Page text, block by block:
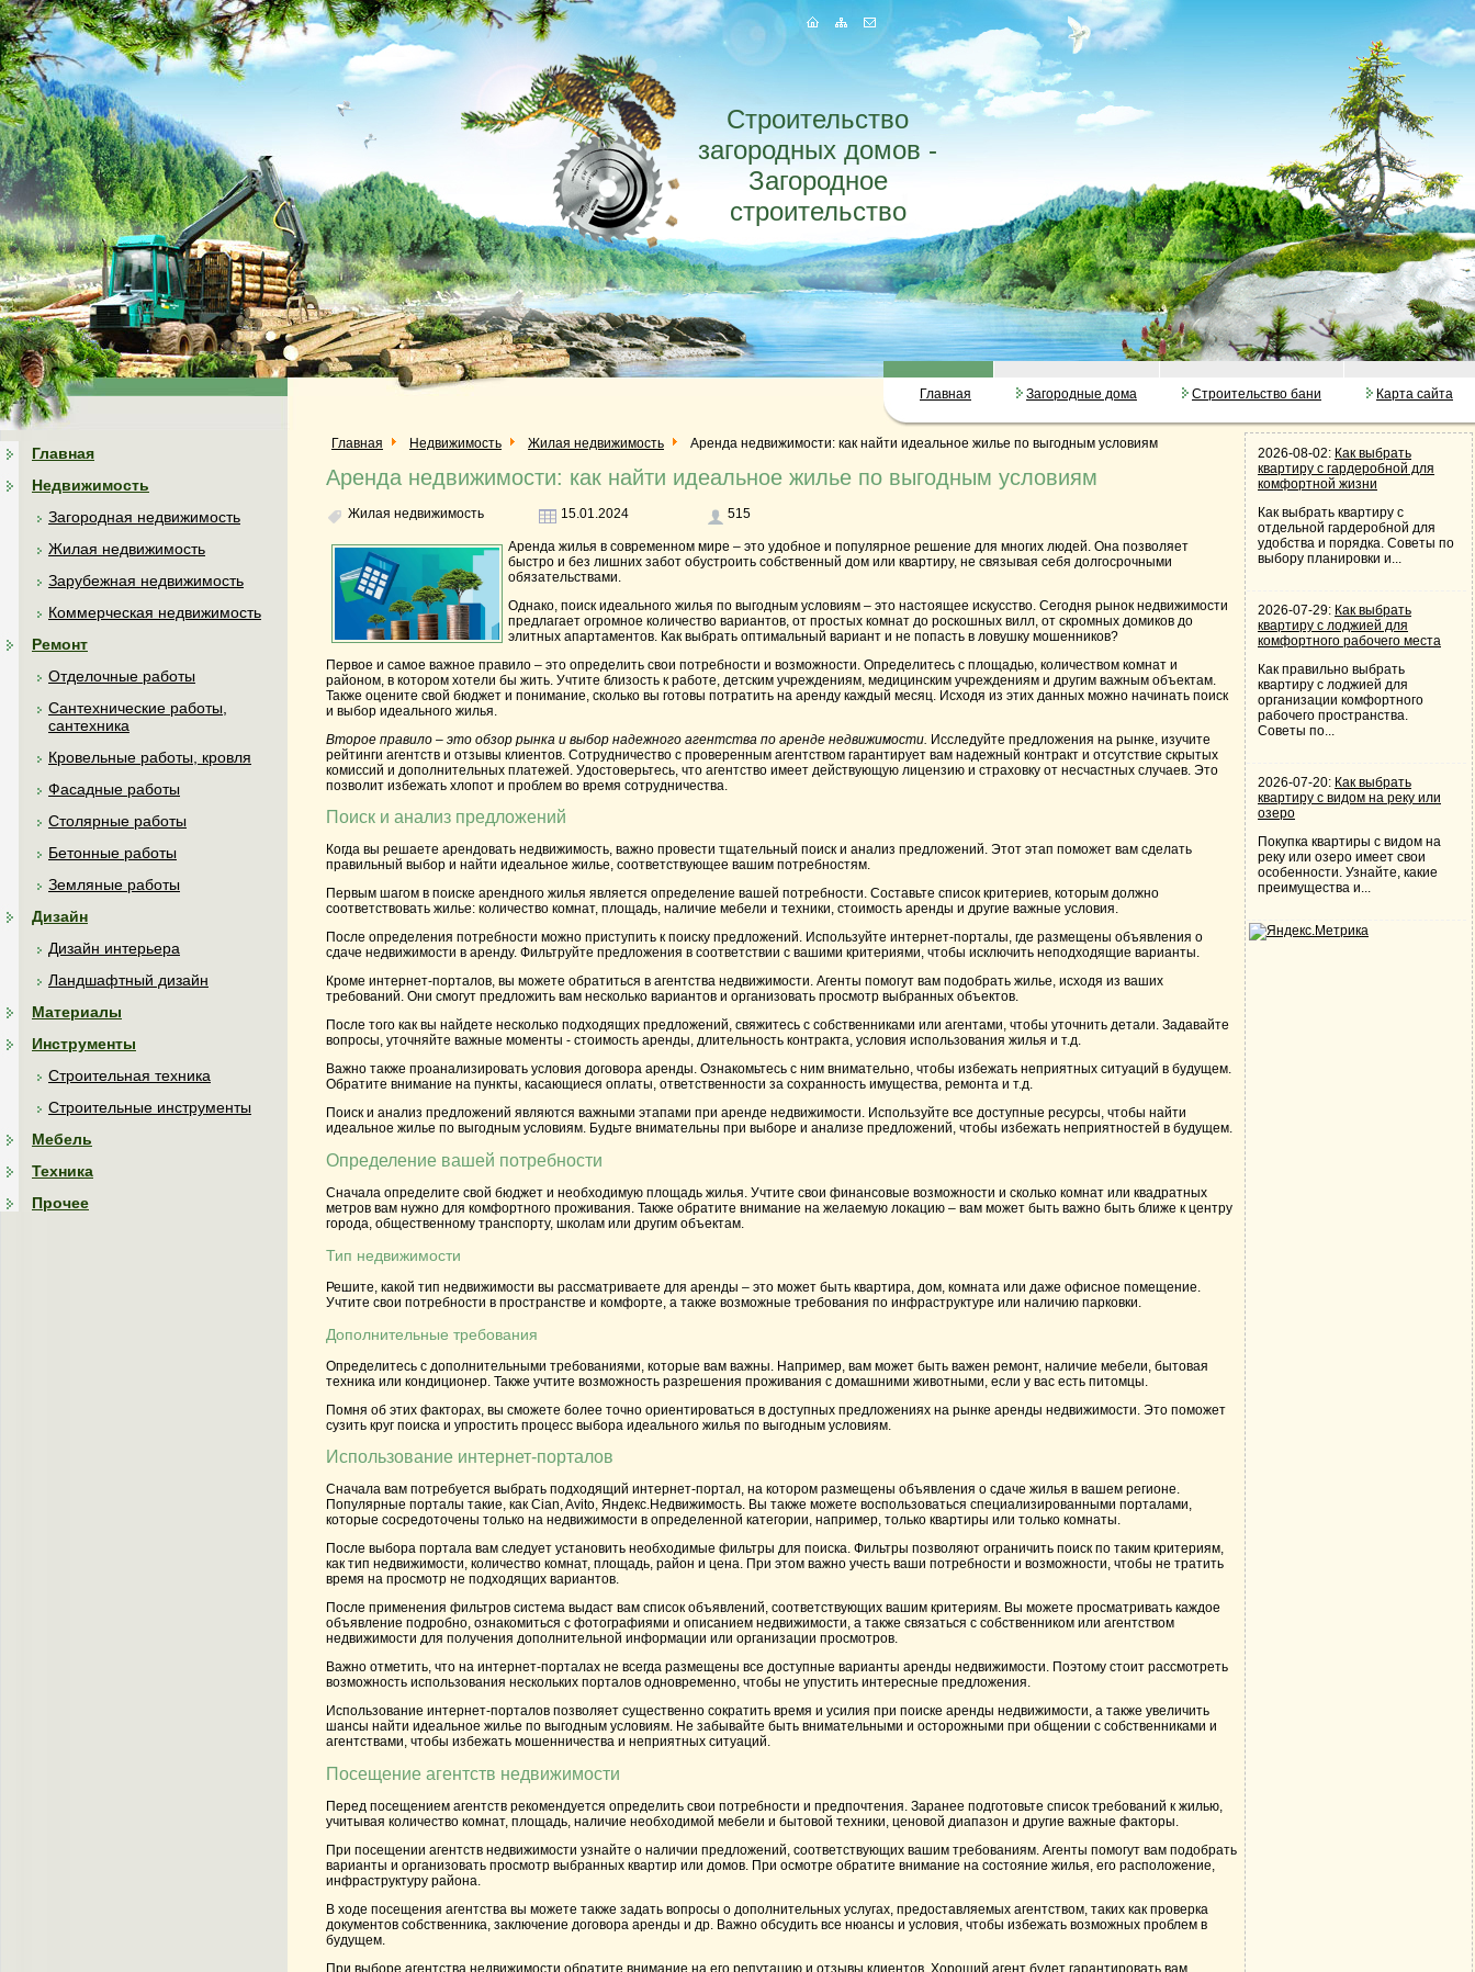
Строительство
загородных домов -
Загородное
строительство
Главная Загородные дома Строительство бани Карта сайта
Главная
Недвижимость
Загородная недвижимость
Жилая недвижимость
Зарубежная недвижимость
Коммерческая недвижимость
Ремонт
Отделочные работы
Сантехнические работы,
сантехника
Кровельные работы, кровля
Фасадные работы
Столярные работы
Бетонные работы
Земляные работы
Дизайн
Дизайн интерьера
Ландшафтный дизайн
Материалы
Инструменты
Строительная техника
Строительные инструменты
Мебель
Техника
Прочее
Главная Недвижимость Жилая недвижимость Аренда недвижимости: как найти идеальное жилье по выгодным условиям
Аренда недвижимости: как найти идеальное жилье по выгодным условиям
Жилая недвижимость 15.01.2024 515
Аренда жилья в современном мире – это удобное и популярное решение для многих людей. Она позволяет
быстро и без лишних забот обустроить собственный дом или квартиру, не связывая себя долгосрочными
обязательствами.
Однако, поиск идеального жилья по выгодным условиям – это настоящее искусство. Сегодня рынок недвижимости
предлагает огромное количество вариантов, от простых комнат до роскошных вилл, от скромных домиков до
элитных апартаментов. Как выбрать оптимальный вариант и не попасть в ловушку мошенников?
Первое и самое важное правило – это определить свои потребности и возможности. Определитесь с площадью, количеством комнат и
районом, в котором хотели бы жить. Учтите близость к работе, детским учреждениям, медицинским учреждениям и другим важным объектам.
Также оцените свой бюджет и понимание, сколько вы готовы потратить на аренду каждый месяц. Исходя из этих данных можно начинать поиск
и выбор идеального жилья.
Второе правило – это обзор рынка и выбор надежного агентства по аренде недвижимости. Исследуйте предложения на рынке, изучите
рейтинги агентств и отзывы клиентов. Сотрудничество с проверенным агентством гарантирует вам надежный контракт и отсутствие скрытых
комиссий и дополнительных платежей. Удостоверьтесь, что агентство имеет действующую лицензию и страховку от несчастных случаев. Это
позволит избежать хлопот и проблем во время сотрудничества.
Поиск и анализ предложений
Когда вы решаете арендовать недвижимость, важно провести тщательный поиск и анализ предложений. Этот этап поможет вам сделать
правильный выбор и найти идеальное жилье, соответствующее вашим потребностям.
Первым шагом в поиске арендного жилья является определение вашей потребности. Составьте список критериев, которым должно
соответствовать жилье: количество комнат, площадь, наличие мебели и техники, стоимость аренды и другие важные условия.
После определения потребности можно приступить к поиску предложений. Используйте интернет-порталы, где размещены объявления о
сдаче недвижимости в аренду. Фильтруйте предложения в соответствии с вашими критериями, чтобы исключить неподходящие варианты.
Кроме интернет-порталов, вы можете обратиться в агентства недвижимости. Агенты помогут вам подобрать жилье, исходя из ваших
требований. Они смогут предложить вам несколько вариантов и организовать просмотр выбранных объектов.
После того как вы найдете несколько подходящих предложений, свяжитесь с собственниками или агентами, чтобы уточнить детали. Задавайте
вопросы, уточняйте важные моменты - стоимость аренды, длительность контракта, условия использования жилья и т.д.
Важно также проанализировать условия договора аренды. Ознакомьтесь с ним внимательно, чтобы избежать неприятных ситуаций в будущем.
Обратите внимание на пункты, касающиеся оплаты, ответственности за сохранность имущества, ремонта и т.д.
Поиск и анализ предложений являются важными этапами при аренде недвижимости. Используйте все доступные ресурсы, чтобы найти
идеальное жилье по выгодным условиям. Будьте внимательны при выборе и анализе предложений, чтобы избежать неприятностей в будущем.
Определение вашей потребности
Сначала определите свой бюджет и необходимую площадь жилья. Учтите свои финансовые возможности и сколько комнат или квадратных
метров вам нужно для комфортного проживания. Также обратите внимание на желаемую локацию – вам может быть важно быть ближе к центру
города, общественному транспорту, школам или другим объектам.
Тип недвижимости
Решите, какой тип недвижимости вы рассматриваете для аренды – это может быть квартира, дом, комната или даже офисное помещение.
Учтите свои потребности в пространстве и комфорте, а также возможные требования по инфраструктуре или наличию парковки.
Дополнительные требования
Определитесь с дополнительными требованиями, которые вам важны. Например, вам может быть важен ремонт, наличие мебели, бытовая
техника или кондиционер. Также учтите возможность разрешения проживания с домашними животными, если у вас есть питомцы.
Помня об этих факторах, вы сможете более точно ориентироваться в доступных предложениях на рынке аренды недвижимости. Это поможет
сузить круг поиска и упростить процесс выбора идеального жилья по выгодным условиям.
Использование интернет-порталов
Сначала вам потребуется выбрать подходящий интернет-портал, на котором размещены объявления о сдаче жилья в вашем регионе.
Популярные порталы такие, как Cian, Avito, Яндекс.Недвижимость. Вы также можете воспользоваться специализированными порталами,
которые сосредоточены только на недвижимости в определенной категории, например, только квартиры или только комнаты.
После выбора портала вам следует установить необходимые фильтры для поиска. Фильтры позволяют ограничить поиск по таким критериям,
как тип недвижимости, количество комнат, площадь, район и цена. При этом важно учесть ваши потребности и возможности, чтобы не тратить
время на просмотр не подходящих вариантов.
После применения фильтров система выдаст вам список объявлений, соответствующих вашим критериям. Вы можете просматривать каждое
объявление подробно, ознакомиться с фотографиями и описанием недвижимости, а также связаться с собственником или агентством
недвижимости для получения дополнительной информации или организации просмотров.
Важно отметить, что на интернет-порталах не всегда размещены все доступные варианты аренды недвижимости. Поэтому стоит рассмотреть
возможность использования нескольких порталов одновременно, чтобы не упустить интересные предложения.
Использование интернет-порталов позволяет существенно сократить время и усилия при поиске аренды недвижимости, а также увеличить
шансы найти идеальное жилье по выгодным условиям. Не забывайте быть внимательными и осторожными при общении с собственниками и
агентствами, чтобы избежать мошенничества и неприятных ситуаций.
Посещение агентств недвижимости
Перед посещением агентств рекомендуется определить свои потребности и предпочтения. Заранее подготовьте список требований к жилью,
учитывая количество комнат, площадь, наличие необходимой мебели и бытовой техники, ценовой диапазон и другие важные факторы.
При посещении агентств недвижимости узнайте о наличии предложений, соответствующих вашим требованиям. Агенты помогут вам подобрать
варианты и организовать просмотр выбранных квартир или домов. При осмотре обратите внимание на состояние жилья, его расположение,
инфраструктуру района.
В ходе посещения агентства вы можете также задать вопросы о дополнительных услугах, предоставляемых агентством, таких как проверка
документов собственника, заключение договора аренды и др. Важно обсудить все нюансы и условия, чтобы избежать возможных проблем в
будущем.
При выборе агентства недвижимости обратите внимание на его репутацию и отзывы клиентов. Хороший агент будет гарантировать вам
2026-08-02: Как выбрать
квартиру с гардеробной для
комфортной жизни
Как выбрать квартиру с
отдельной гардеробной для
удобства и порядка. Советы по
выбору планировки и...
2026-07-29: Как выбрать
квартиру с лоджией для
комфортного рабочего места
Как правильно выбрать
квартиру с лоджией для
организации комфортного
рабочего пространства.
Советы по...
2026-07-20: Как выбрать
квартиру с видом на реку или
озеро
Покупка квартиры с видом на
реку или озеро имеет свои
особенности. Узнайте, какие
преимущества и...